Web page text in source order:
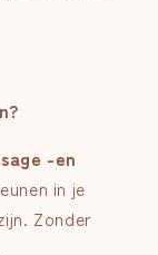
-en
in je
Zonder